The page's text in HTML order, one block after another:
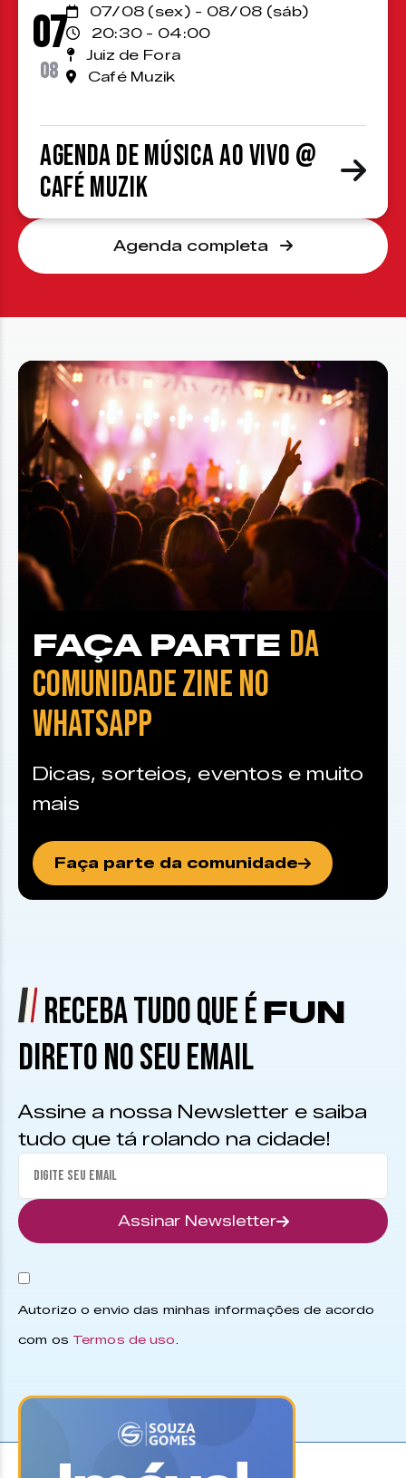
07
08
07/08 (sex) - 08/08 (sáb)
20:30 - 04:00
Juiz de Fora
Café Muzik
Agenda de Música ao Vivo @
Café Muzik
Agenda completa
FAÇA PARTE DA
COMUNIDADE ZINE NO
WHATSAPP
Dicas, sorteios, eventos e muito
mais
Faça parte da comunidade
RECEBA TUDO QUE É FUN
DIRETO NO SEU EMAIL
Assine a nossa Newsletter e saiba
tudo que tá rolando na cidade!
Assinar Newsletter
Autorizo o envio das minhas informações de acordo
com os Termos de uso.